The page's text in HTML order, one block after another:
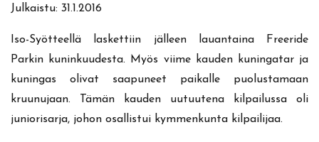
Julkaistu: 31.1.2016
Iso-Syötteellä laskettiin jälleen lauantaina Freeride
Parkin kuninkuudesta. Myös viime kauden kuningatar ja
kuningas olivat saapuneet paikalle puolustamaan
kruunujaan. Tämän kauden uutuutena kilpailussa oli
juniorisarja, johon osallistui kymmenkunta kilpailijaa.